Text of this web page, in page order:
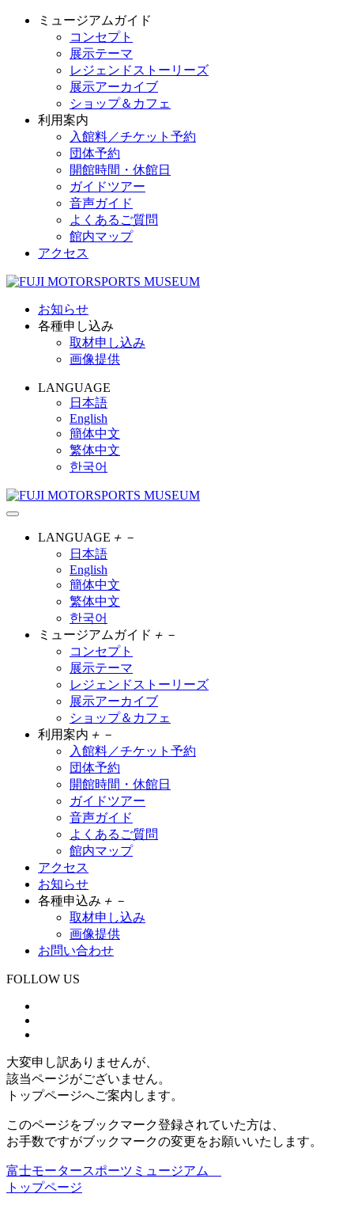
ミュージアムガイド
コンセプト
展示テーマ
レジェンドストーリーズ
展示アーカイブ
ショップ＆カフェ
利用案内
入館料／チケット予約
団体予約
開館時間・休館日
ガイドツアー
音声ガイド
よくあるご質問
館内マップ
アクセス
お知らせ
各種申し込み
取材申し込み
画像提供
LANGUAGE
日本語
English
簡体中文
繁体中文
한국어
LANGUAGE ＋ －
日本語
English
簡体中文
繁体中文
한국어
ミュージアムガイド ＋ －
コンセプト
展示テーマ
レジェンドストーリーズ
展示アーカイブ
ショップ＆カフェ
利用案内 ＋ －
入館料／チケット予約
団体予約
開館時間・休館日
ガイドツアー
音声ガイド
よくあるご質問
館内マップ
アクセス
お知らせ
各種申込み ＋ －
取材申し込み
画像提供
お問い合わせ
FOLLOW US
大変申し訳ありませんが、
該当ページがございません。
トップページへご案内します。
このページをブックマーク登録されていた方は、
お手数ですがブックマークの変更をお願いいたします。
富士モータースポーツミュージアム
トップページ